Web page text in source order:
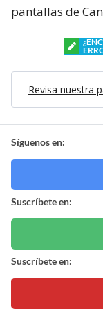
pantallas de
Revisa nuestra
Síguenos en:
Suscríbete en:
Suscríbete en: